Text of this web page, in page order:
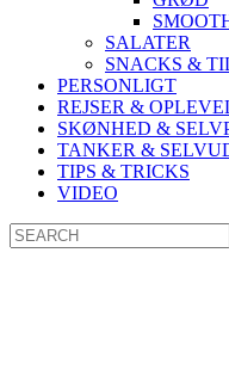
SALATER
SNACKS &
PERSONLIGT
REJSER &
SKØNHED &
TANKER &
TIPS & TRICKS
VIDEO
Search
for: